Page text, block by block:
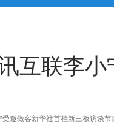
互联李
邀做客新华社首档新三板访谈